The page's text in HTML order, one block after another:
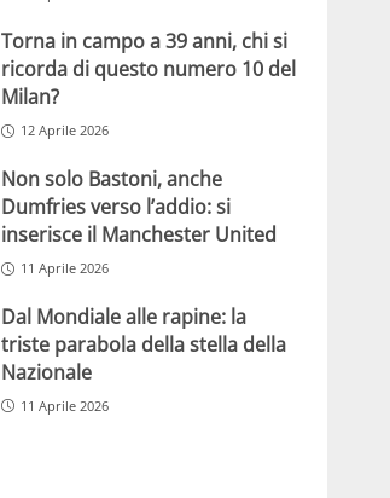
Torna in campo a 39 anni, chi si
ricorda di questo numero 10 del
Milan?
12 Aprile 2026
Non solo Bastoni, anche
Dumfries verso l’addio: si
inserisce il Manchester United
11 Aprile 2026
Dal Mondiale alle rapine: la
triste parabola della stella della
Nazionale
11 Aprile 2026